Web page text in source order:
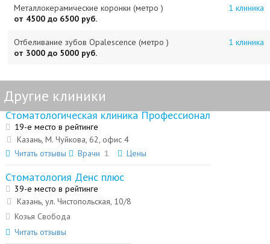
Металлокерамические коронки (метро )
1 клиника
от 4500 до 6500 руб.
Отбеливание зубов Opalescence (метро )
1 клиника
от 3000 до 5000 руб.
Другие клиники
Стоматологическая клиника Профессионал
19-е место в рейтинге
Казань, М. Чуйкова, 62, офис 4
Читать отзывы
Врачи 1 Цены
Стоматология Денс плюс
39-е место в рейтинге
Казань, ул. Чистопольская, 10/8
Козья Свобода
Читать отзывы